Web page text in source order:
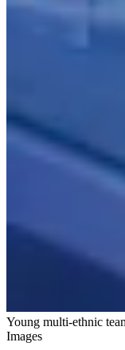
Young multi-ethnic
Images